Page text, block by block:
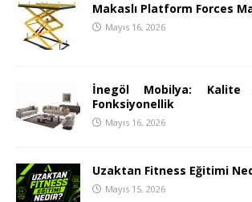
Makaslı Platform Forces
Mayıs 16, 2026
İnegöl Mobilya:
Fonksiyonellik
Mayıs 16, 2026
Uzaktan Fitness Eğitimi
Mayıs 15, 2026